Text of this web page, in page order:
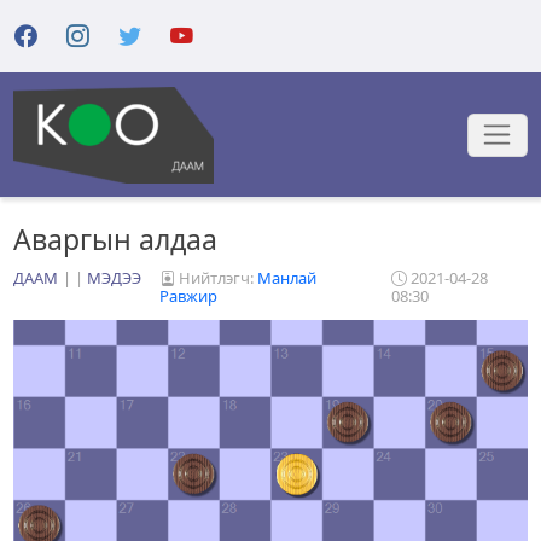
Аваргын алдаа
ДААМ | МЭДЭЭ Нийтлэгч: Манлай
Равжир
2021-04-28
08:30